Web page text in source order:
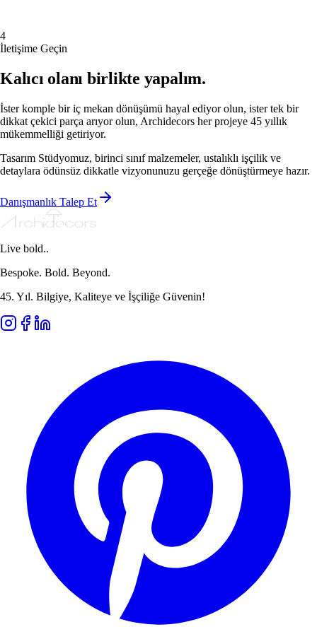
4
İletişime Geçin
Kalıcı olanı birlikte yapalım.
İster komple bir iç mekan dönüşümü hayal ediyor olun, ister tek bir
dikkat çekici parça arıyor olun, Archidecors her projeye 45 yıllık
mükemmelliği getiriyor.
Tasarım Stüdyomuz, birinci sınıf malzemeler, ustalıklı işçilik ve
detaylara ödünsüz dikkatle vizyonunuzu gerçeğe dönüştürmeye hazır.
Danışmanlık Talep Et
Live bold..
Bespoke. Bold. Beyond.
45. Yıl. Bilgiye, Kaliteye ve İşçiliğe Güvenin!